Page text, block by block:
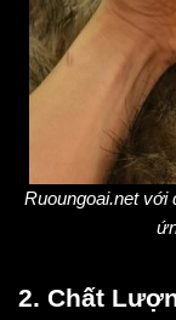
Ruoungoai.net với
2. Chất